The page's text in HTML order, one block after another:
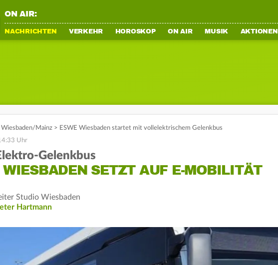
ON AIR:
NACHRICHTEN VERKEHR HOROSKOP ON AIR MUSIK AKTIONEN
Wiesbaden/Mainz > ESWE Wiesbaden startet mit vollelektrischem Gelenkbus
Uhr
Gelenkbus
WIESBADEN SETZT AUF E-MOBILITÄT
Studio Wiesbaden
Hartmann